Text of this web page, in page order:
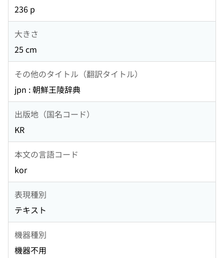
236 p
大きさ
25 cm
その他のタイトル（翻訳タイトル）
jpn : 朝鮮王陵辞典
出版地（国名コード）
KR
本文の言語コード
kor
表現種別
テキスト
機器種別
機器不用